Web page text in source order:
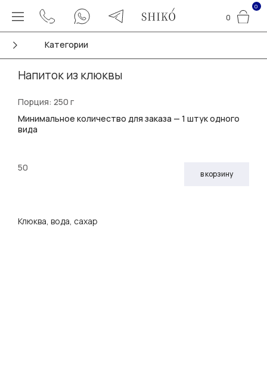
0
0
Категории
Напиток из клюквы
Порция: 250 г
Минимальное количество для заказа — 1 штук одного
вида
50
в корзину
Клюква, вода, сахар